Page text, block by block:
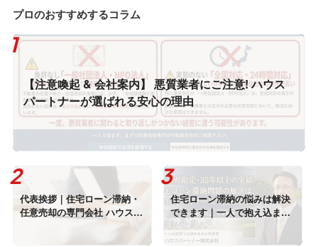
プロのおすすめするコラム
【注意喚起 & 会社案内】 悪質業者にご注意! ハウス
パートナーが選ばれる安心の理由
代表挨拶｜住宅ローン滞納・
任意売却の専門会社 ハウスパ
住宅ローン滞納の悩みは解決
できます｜一人で抱え込ま
ず、まずはご相談ください